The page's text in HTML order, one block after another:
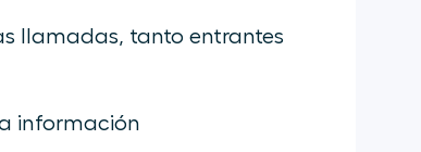
llamadas, tanto entrantes
información